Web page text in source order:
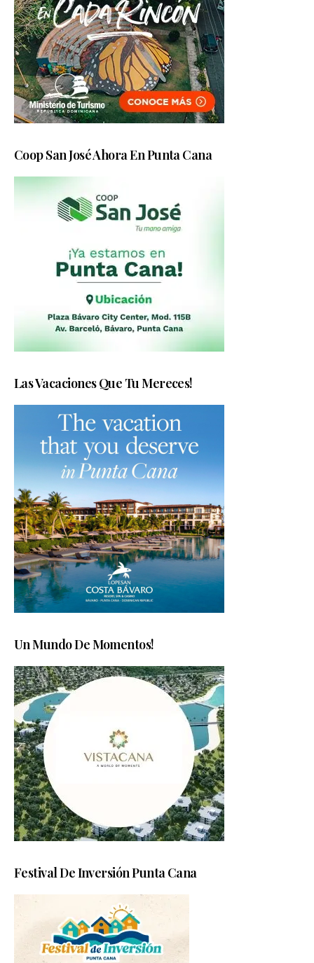
Coop San José Ahora En Punta Cana
Las Vacaciones Que Tu Mereces!
Un Mundo De Momentos!
Festival De Inversión Punta Cana